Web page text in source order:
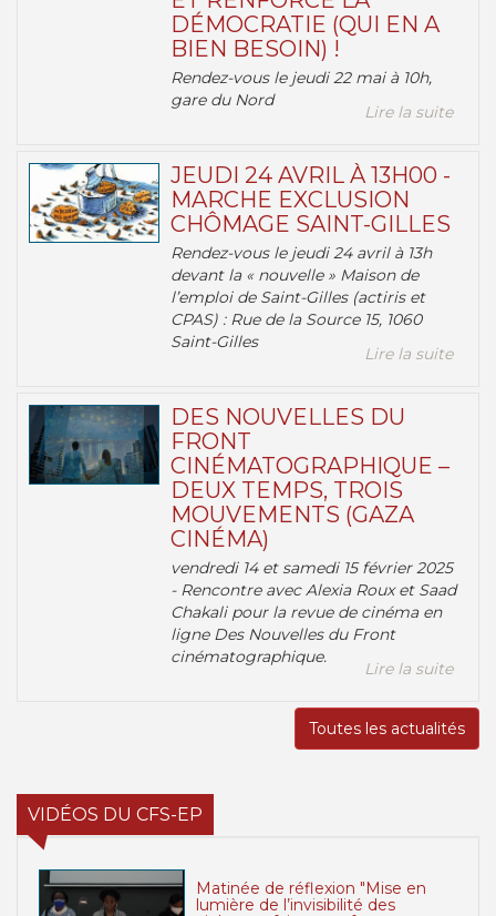
DÉMOCRATIE (QUI EN A
BIEN BESOIN) !
Rendez-vous le jeudi 22 mai à 10h,
gare du Nord
Lire la suite
JEUDI 24 AVRIL À 13H00 -
MARCHE EXCLUSION
CHÔMAGE SAINT-GILLES
Rendez-vous le jeudi 24 avril à 13h
devant la « nouvelle » Maison de
l’emploi de Saint-Gilles (actiris et
CPAS) : Rue de la Source 15, 1060
Saint-Gilles
Lire la suite
DES NOUVELLES DU
FRONT
CINÉMATOGRAPHIQUE –
DEUX TEMPS, TROIS
MOUVEMENTS (GAZA
CINÉMA)
vendredi 14 et samedi 15 février 2025
- Rencontre avec Alexia Roux et Saad
Chakali pour la revue de cinéma en
ligne Des Nouvelles du Front
cinématographique.
Lire la suite
Toutes les actualités
VIDÉOS DU CFS-EP
Matinée de réflexion "Mise en
lumière de l’invisibilité des